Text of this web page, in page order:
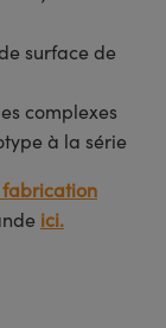
surface de
complexes
à la série
ici.